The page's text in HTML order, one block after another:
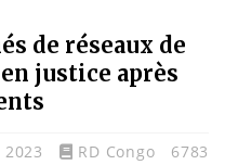
de réseaux de
justice après
2023 RD Congo
6783